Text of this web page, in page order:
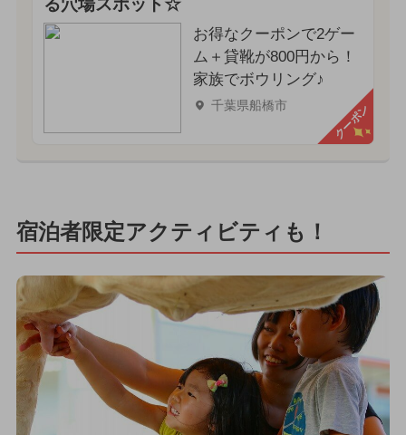
る穴場スポット☆
お得なクーポンで2ゲー
ム＋貸靴が800円から！
家族でボウリング♪
千葉県船橋市 クーポン
宿泊者限定アクティビティも！